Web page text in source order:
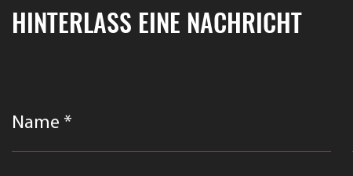
HINTERLASS EINE NACHRICHT
Name *